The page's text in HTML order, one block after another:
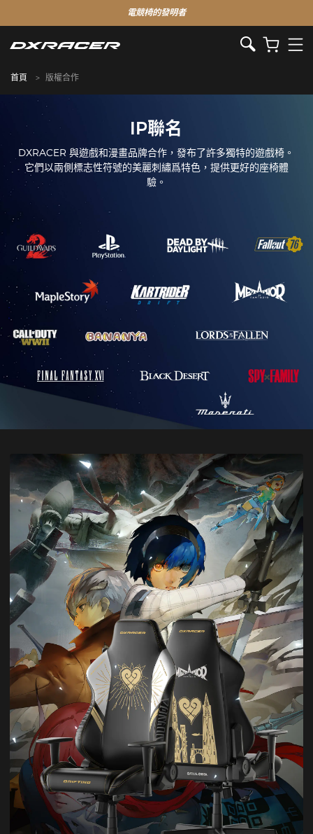
電競椅的發明者
首頁 版權合作
IP聯名
DXRACER 與遊戲和漫畫品牌合作，發布了許多獨特的遊戲椅。
它們以兩側標志性符號的美麗刺繡爲特色，提供更好的座椅體
驗。